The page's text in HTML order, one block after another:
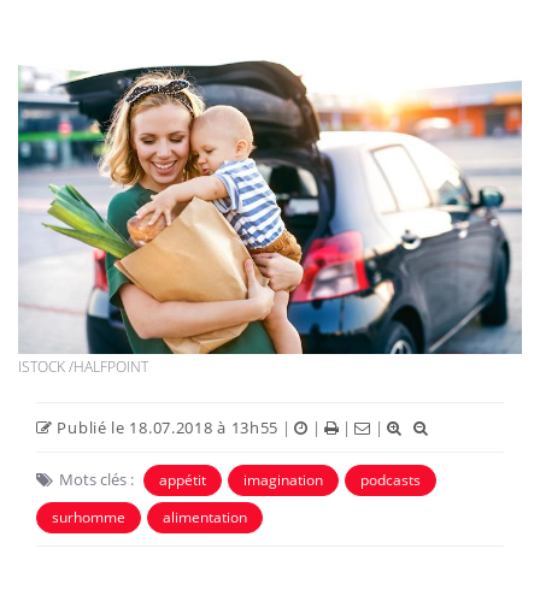
ISTOCK /HALFPOINT
Publié le 18.07.2018 à 13h55 | | | |
Mots clés : appétit imagination
podcasts
surhomme
alimentation